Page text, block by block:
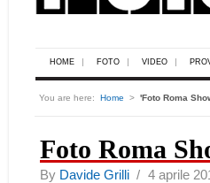
HOME FOTO VIDEO
You are here: Home > 'Foto Roma
Foto Roma
By Davide Grilli / 4 aprile